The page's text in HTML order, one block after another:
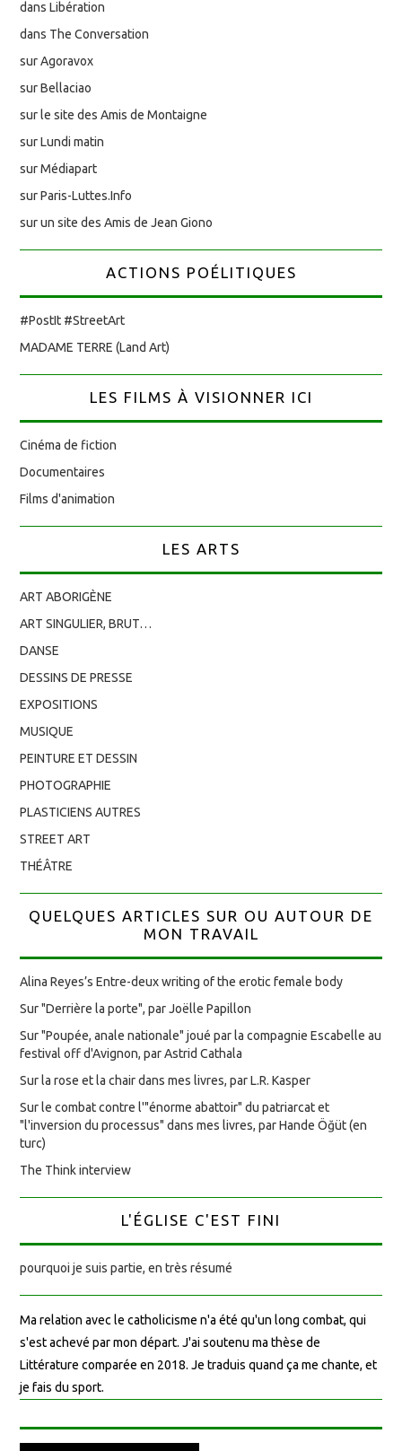
dans Libération
dans The Conversation
sur Agoravox
sur Bellaciao
sur le site des Amis de Montaigne
sur Lundi matin
sur Médiapart
sur Paris-Luttes.Info
sur un site des Amis de Jean Giono
ACTIONS POÉLITIQUES
#PostIt #StreetArt
MADAME TERRE (Land Art)
LES FILMS À VISIONNER ICI
Cinéma de fiction
Documentaires
Films d'animation
LES ARTS
ART ABORIGÈNE
ART SINGULIER, BRUT…
DANSE
DESSINS DE PRESSE
EXPOSITIONS
MUSIQUE
PEINTURE ET DESSIN
PHOTOGRAPHIE
PLASTICIENS AUTRES
STREET ART
THÉÂTRE
QUELQUES ARTICLES SUR OU AUTOUR DE
MON TRAVAIL
Alina Reyes’s Entre-deux writing of the erotic female body
Sur "Derrière la porte", par Joëlle Papillon
Sur "Poupée, anale nationale" joué par la compagnie Escabelle au
festival off d'Avignon, par Astrid Cathala
Sur la rose et la chair dans mes livres, par L.R. Kasper
Sur le combat contre l'"énorme abattoir" du patriarcat et
"l'inversion du processus" dans mes livres, par Hande Öğüt (en
turc)
The Think interview
L'ÉGLISE C'EST FINI
pourquoi je suis partie, en très résumé
Ma relation avec le catholicisme n'a été qu'un long combat, qui
s'est achevé par mon départ. J'ai soutenu ma thèse de
Littérature comparée en 2018. Je traduis quand ça me chante, et
je fais du sport.